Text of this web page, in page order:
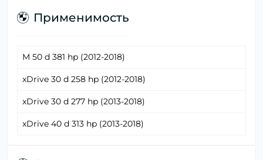
Применимость
M 50 d 381 hp (2012-2018)
xDrive 30 d 258 hp (2012-2018)
xDrive 30 d 277 hp (2013-2018)
xDrive 40 d 313 hp (2013-2018)